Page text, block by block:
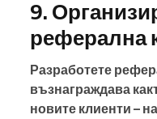
9.
реферална
Разработете
възнаграждава
новите клиенти –